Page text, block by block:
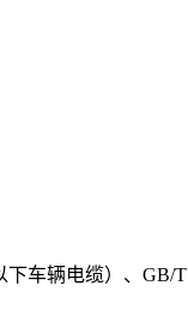
辆电缆）、GB/